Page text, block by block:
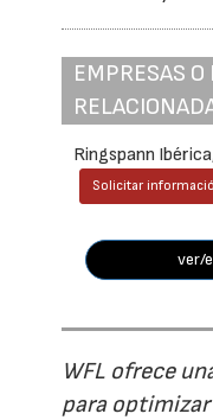
EMPRESAS
Ringspann
Solicitar
ver/
WFL ofrece
para